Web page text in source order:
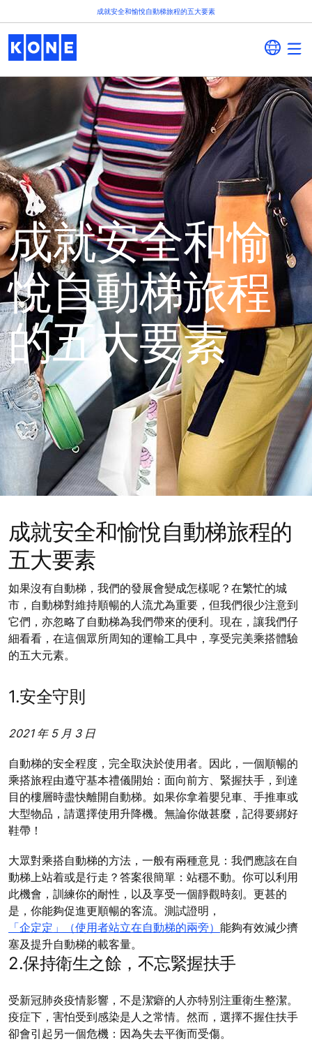
成就安全和愉悅自動梯旅程的五大要素
成就安全和愉
悅自動梯旅程
的五大要素
成就安全和愉悅自動梯旅程的
五大要素
如果沒有自動梯，我們的發展會變成怎樣呢？在繁忙的城
市，自動梯對維持順暢的人流尤為重要，但我們很少注意到
它們，亦忽略了自動梯為我們帶來的便利。現在，讓我們仔
細看看，在這個眾所周知的運輸工具中，享受完美乘搭體驗
的五大元素。
1.安全守則
2021 年 5 月 3 日
自動梯的安全程度，完全取決於使用者。因此，一個順暢的
乘搭旅程由遵守基本禮儀開始：面向前方、緊握扶手，到達
目的樓層時盡快離開自動梯。如果你拿着嬰兒車、手推車或
大型物品，請選擇使用升降機。無論你做甚麼，記得要綁好
鞋帶！
大眾對乘搭自動梯的方法，一般有兩種意見：我們應該在自
動梯上站着或是行走？答案很簡單：站穩不動。你可以利用
此機會，訓練你的耐性，以及享受一個靜觀時刻。更甚的
是，你能夠促進更順暢的客流。測試證明，
「企定定」（使用者站立在自動梯的兩旁） 能夠有效減少擠
塞及提升自動梯的載客量。
2.保持衛生之餘，不忘緊握扶手
受新冠肺炎疫情影響，不是潔癖的人亦特別注重衛生整潔。
疫症下，害怕受到感染是人之常情。然而，選擇不握住扶手
卻會引起另一個危機：因為失去平衡而受傷。